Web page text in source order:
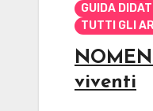
GUIDA
TUTTI GLI
viventi